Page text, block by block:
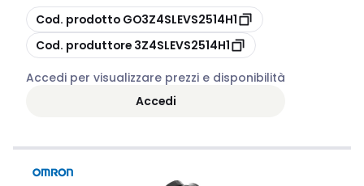
copia
Cod. prodotto GO3Z4SLEVS2514H1
copia
Cod. produttore 3Z4SLEVS2514H1
Accedi per visualizzare prezzi e disponibilità
Accedi